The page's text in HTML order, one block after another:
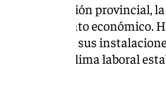
de la institución provincial,
el crecimiento económico.
ampliación de sus
de un clima laboral